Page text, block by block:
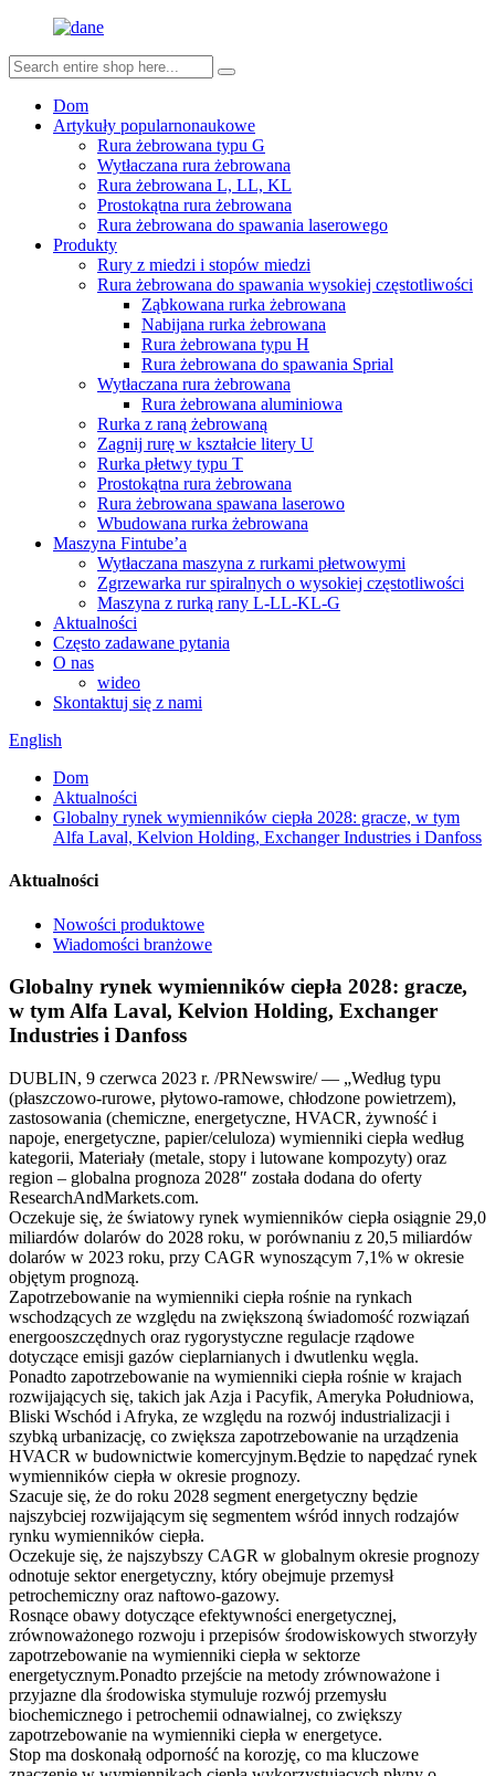
Dom
Artykuły popularnonaukowe
Rura żebrowana typu G
Wytłaczana rura żebrowana
Rura żebrowana L, LL, KL
Prostokątna rura żebrowana
Rura żebrowana do spawania laserowego
Produkty
Rury z miedzi i stopów miedzi
Rura żebrowana do spawania wysokiej częstotliwości
Ząbkowana rurka żebrowana
Nabijana rurka żebrowana
Rura żebrowana typu H
Rura żebrowana do spawania Sprial
Wytłaczana rura żebrowana
Rura żebrowana aluminiowa
Rurka z raną żebrowaną
Zagnij rurę w kształcie litery U
Rurka płetwy typu T
Prostokątna rura żebrowana
Rura żebrowana spawana laserowo
Wbudowana rurka żebrowana
Maszyna Fintube’a
Wytłaczana maszyna z rurkami płetwowymi
Zgrzewarka rur spiralnych o wysokiej częstotliwości
Maszyna z rurką rany L-LL-KL-G
Aktualności
Często zadawane pytania
O nas
wideo
Skontaktuj się z nami
English
Dom
Aktualności
Globalny rynek wymienników ciepła 2028: gracze, w tym
Alfa Laval, Kelvion Holding, Exchanger Industries i Danfoss
Aktualności
Nowości produktowe
Wiadomości branżowe
Globalny rynek wymienników ciepła 2028: gracze,
w tym Alfa Laval, Kelvion Holding, Exchanger
Industries i Danfoss
DUBLIN, 9 czerwca 2023 r. /PRNewswire/ — „Według typu
(płaszczowo-rurowe, płytowo-ramowe, chłodzone powietrzem),
zastosowania (chemiczne, energetyczne, HVACR, żywność i
napoje, energetyczne, papier/celuloza) wymienniki ciepła według
kategorii, Materiały (metale, stopy i lutowane kompozyty) oraz
region – globalna prognoza 2028″ została dodana do oferty
ResearchAndMarkets.com.
Oczekuje się, że światowy rynek wymienników ciepła osiągnie 29,0
miliardów dolarów do 2028 roku, w porównaniu z 20,5 miliardów
dolarów w 2023 roku, przy CAGR wynoszącym 7,1% w okresie
objętym prognozą.
Zapotrzebowanie na wymienniki ciepła rośnie na rynkach
wschodzących ze względu na zwiększoną świadomość rozwiązań
energooszczędnych oraz rygorystyczne regulacje rządowe
dotyczące emisji gazów cieplarnianych i dwutlenku węgla.
Ponadto zapotrzebowanie na wymienniki ciepła rośnie w krajach
rozwijających się, takich jak Azja i Pacyfik, Ameryka Południowa,
Bliski Wschód i Afryka, ze względu na rozwój industrializacji i
szybką urbanizację, co zwiększa zapotrzebowanie na urządzenia
HVACR w budownictwie komercyjnym.Będzie to napędzać rynek
wymienników ciepła w okresie prognozy.
Szacuje się, że do roku 2028 segment energetyczny będzie
najszybciej rozwijającym się segmentem wśród innych rodzajów
rynku wymienników ciepła.
Oczekuje się, że najszybszy CAGR w globalnym okresie prognozy
odnotuje sektor energetyczny, który obejmuje przemysł
petrochemiczny oraz naftowo-gazowy.
Rosnące obawy dotyczące efektywności energetycznej,
zrównoważonego rozwoju i przepisów środowiskowych stworzyły
zapotrzebowanie na wymienniki ciepła w sektorze
energetycznym.Ponadto przejście na metody zrównoważone i
przyjazne dla środowiska stymuluje rozwój przemysłu
biochemicznego i petrochemii odnawialnej, co zwiększy
zapotrzebowanie na wymienniki ciepła w energetyce.
Stop ma doskonałą odporność na korozję, co ma kluczowe